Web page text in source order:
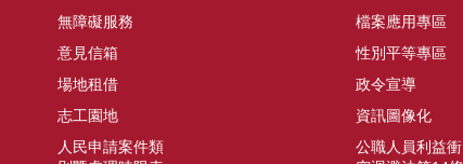
無障礙服務
意見信箱
場地租借
志工園地
人民申請案件類
檔案應用專區
性別平等專區
政令宣導
資訊圖像化
公職人員利益衝